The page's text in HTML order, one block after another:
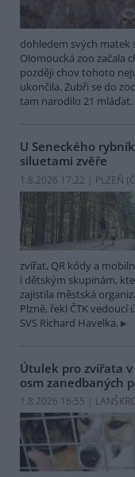
dohledem svých matek
Olomoucká zoo začala
později chov tohoto
ukončila. Zubři se do
tam narodilo 21 mláďat.
U Seneckého
siluetami zvěře
1.8.2026 17:22 | PLZEŇ (
zvířat, QR kódy a
i dětským skupinám,
zajistila městská
Plzně, řekl ČTK
SVS Richard Havelka.
Útulek pro zvířata
osm zanedbaných
1.8.2026 16:55 |